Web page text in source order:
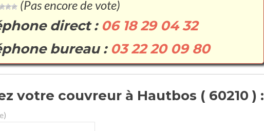
(Pas encore de vote)
direct : 06 18 29 04 32
bureau : 03 22 20 09 80
votre couvreur à Hautbos ( 60210 ) :